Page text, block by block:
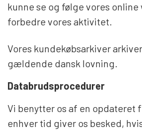
kunne se og følge vores
forbedre vores aktivitet.
Vores kundekøbsarkiver
gældende dansk lovning.
Databrudsprocedurer
Vi benytter os af en opdateret
enhver tid giver os besked,